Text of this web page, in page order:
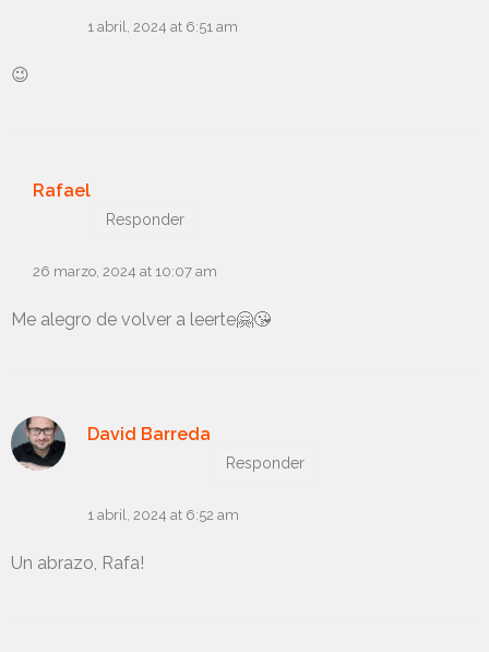
1 abril, 2024 at 6:51 am
😉
Rafael
Responder
26 marzo, 2024 at 10:07 am
Me alegro de volver a leerte🤗😘
David Barreda
Responder
1 abril, 2024 at 6:52 am
Un abrazo, Rafa!